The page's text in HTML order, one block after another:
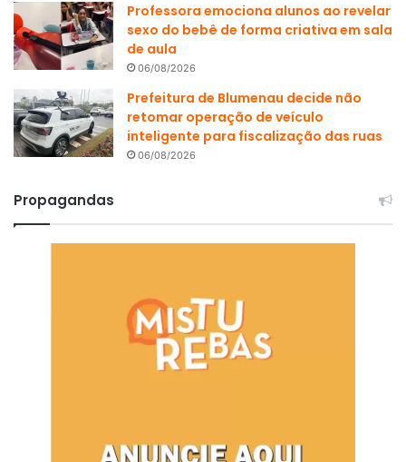
Professora emociona alunos ao revelar
sexo do bebê de forma criativa em sala
de aula
06/08/2026
Prefeitura de Blumenau decide não
retomar operação de veículo
inteligente para fiscalização das ruas
06/08/2026
Propagandas